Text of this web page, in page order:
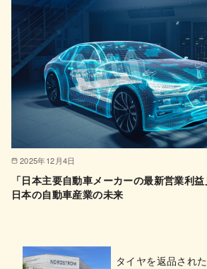
2025年12月4日
「日本主要自動車メーカーの最新営業利
日本の自動車産業の未来
タイヤを返品され